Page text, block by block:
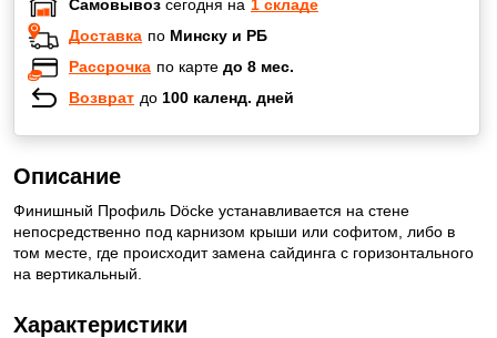
Самовывоз сегодня на 1 складе
Доставка по Минску и РБ
Рассрочка по карте до 8 мес.
Возврат до 100 календ. дней
Описание
Финишный Профиль Döcke устанавливается на стене
непосредственно под карнизом крыши или софитом, либо в
том месте, где происходит замена сайдинга с горизонтального
на вертикальный.
Характеристики